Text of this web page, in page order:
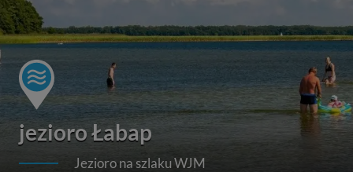
jezioro Łabap
Jezioro na szlaku WJM